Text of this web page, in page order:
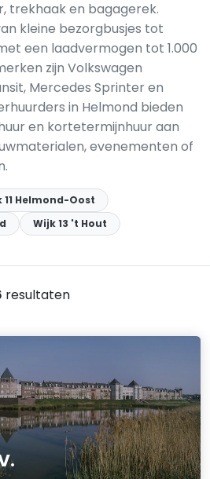
trekhaak en bagagerek.
kleine bezorgbusjes tot
een laadvermogen tot 1.000
zijn Volkswagen
Mercedes Sprinter en
in Helmond bieden
en kortetermijnhuur aan
evenementen of
11 Helmond-Oost
Wijk 13 't Hout
resultaten